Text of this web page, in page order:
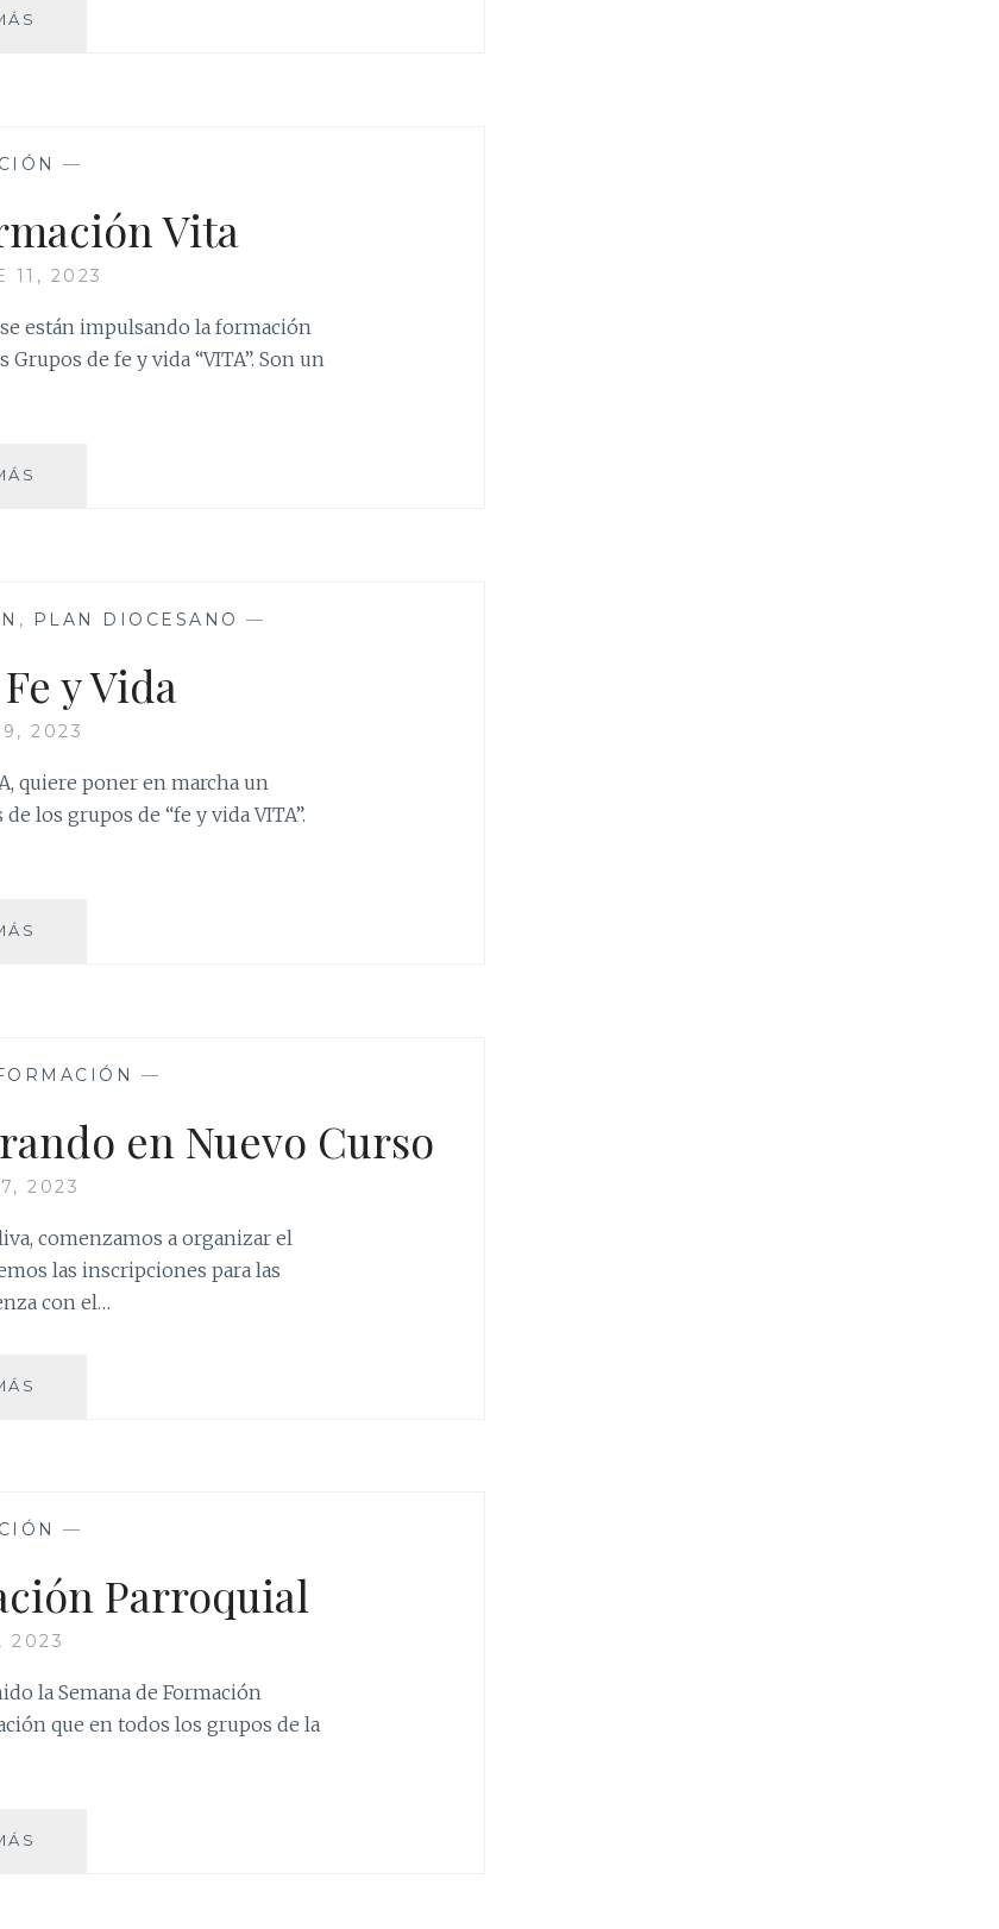
—
Vita
11, 2023
están impulsando la formación
de fe y vida “VITA”. Son un
, PLAN DIOCESANO —
y Vida
9, 2023
quiere poner en marcha un
los grupos de “fe y vida VITA”.
—
en Nuevo Curso
2023
comenzamos a organizar el
las inscripciones para las
con el…
CURSO
—
Parroquial
2023
la Semana de Formación
que en todos los grupos de la